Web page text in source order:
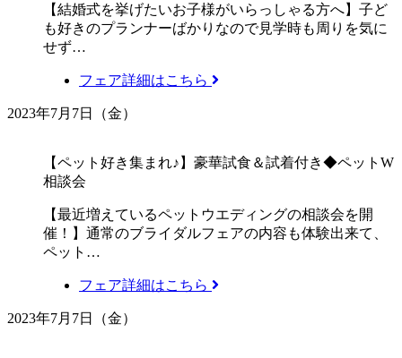
【結婚式を挙げたいお子様がいらっしゃる方へ】子ど
も好きのプランナーばかりなので見学時も周りを気に
せず…
フェア詳細はこちら
2023年7月7日（金）
【ペット好き集まれ♪】豪華試食＆試着付き◆ペットW
相談会
【最近増えているペットウエディングの相談会を開
催！】通常のブライダルフェアの内容も体験出来て、
ペット…
フェア詳細はこちら
2023年7月7日（金）